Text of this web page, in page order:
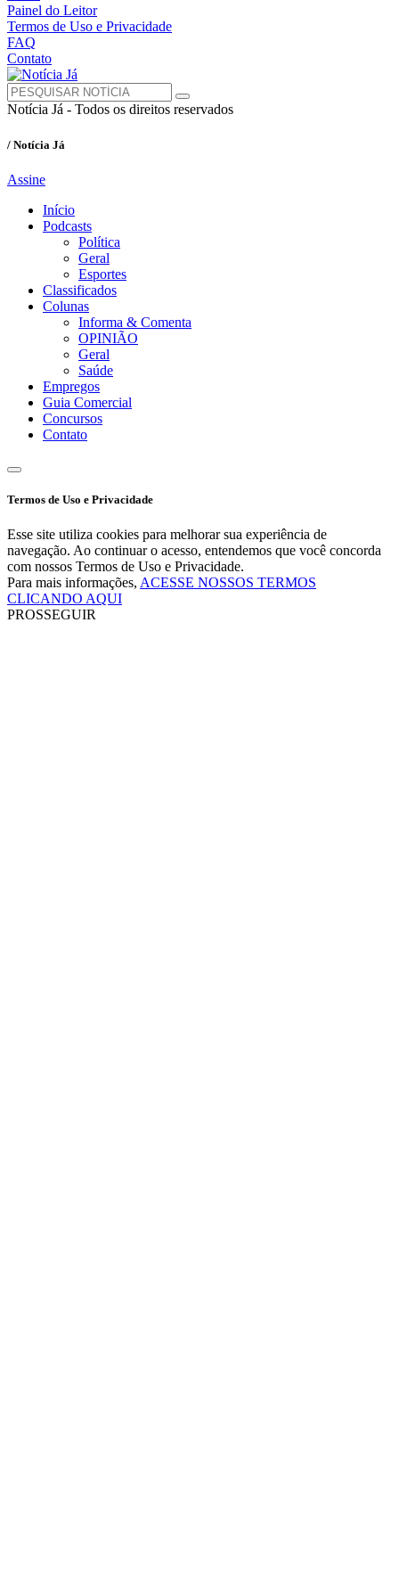
Painel do Leitor
Termos de Uso e Privacidade
FAQ
Contato
Notícia Já - Todos os direitos reservados
/ Notícia Já
Assine
Início
Podcasts
Política
Geral
Esportes
Classificados
Colunas
Informa & Comenta
OPINIÃO
Geral
Saúde
Empregos
Guia Comercial
Concursos
Contato
Termos de Uso e Privacidade
Esse site utiliza cookies para melhorar sua experiência de
navegação. Ao continuar o acesso, entendemos que você concorda
com nossos Termos de Uso e Privacidade.
Para mais informações, ACESSE NOSSOS TERMOS
CLICANDO AQUI
PROSSEGUIR